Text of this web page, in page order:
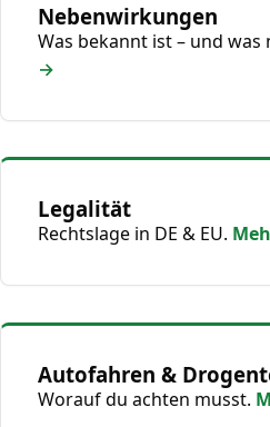
Nebenwirkungen
Was bekannt ist – und was
→
Legalität
Rechtslage in DE & EU.
Autofahren &
Worauf du achten musst.